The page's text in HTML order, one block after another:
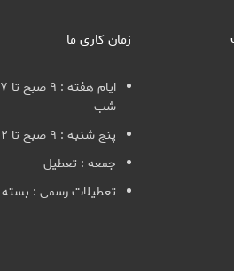
زمان کاری ما
ایام هفته : ۹ صبح تا ۷
شب
پنج شنبه : ۹ صبح تا ۲ ظهر
جمعه : تعطیل
تعطیلات رسمی : بسته